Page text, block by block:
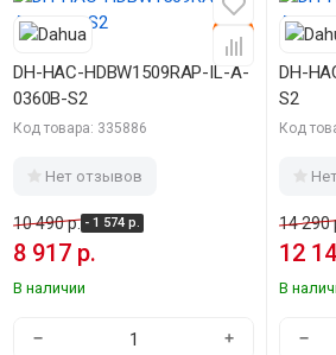
DH-HAC-HDBW1509RAP-IL-A-
0360B-S2
Код товара: 335886
Нет отзывов
10 490 р. - 1 574 р.
8 917 р.
В наличии
− +
DH-
S2
Код
14 290
12
В
−